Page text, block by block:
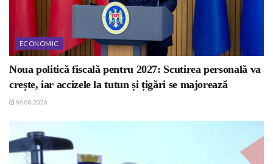
ECONOMIC
Noua politică fiscală pentru 2027: Scutirea personală va
crește, iar accizele la tutun și țigări se majorează
06.08.2026